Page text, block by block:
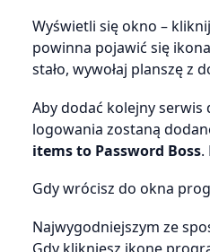
Wyświetli się okno –
powinna pojawić się
stało, wywołaj planszę
Aby dodać kolejny
logowania zostaną
items to Password Boss.
Gdy wrócisz do okna
Najwygodniejszym ze
Gdy klikniesz ikonę